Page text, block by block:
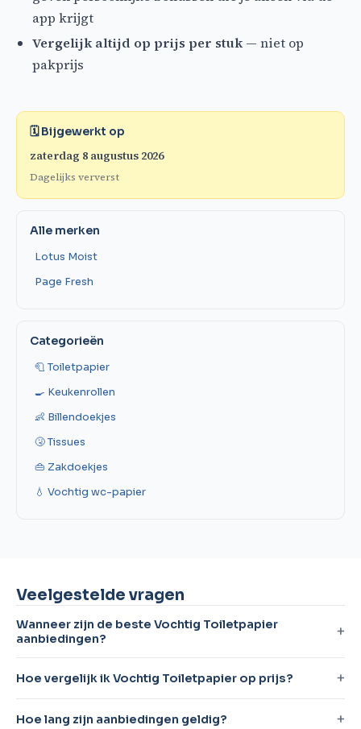
app krijgt
Vergelijk altijd op prijs per stuk — niet op
pakprijs
🗓 Bijgewerkt op
zaterdag 8 augustus 2026
Dagelijks ververst
Alle merken
Lotus Moist
Page Fresh
Categorieën
🧻 Toiletpapier
🍳 Keukenrollen
👶 Billendoekjes
🤧 Tissues
👜 Zakdoekjes
💧 Vochtig wc-papier
Veelgestelde vragen
Wanneer zijn de beste Vochtig Toiletpapier
aanbiedingen?
Hoe vergelijk ik Vochtig Toiletpapier op prijs?
Hoe lang zijn aanbiedingen geldig?